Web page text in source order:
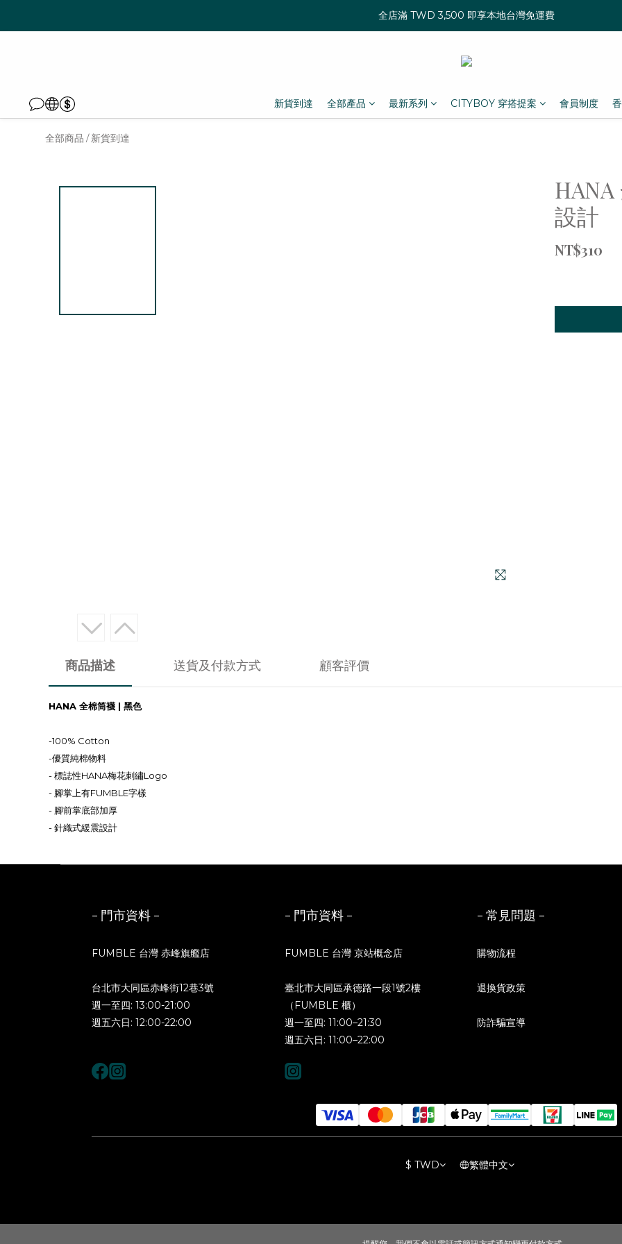
全店滿 TWD 3,500 即享本地台灣免運費
新貨到達 全部產品 最新系列 CITYBOY 穿搭提案 會員制度
全部商品 /新貨到達
設計
NT$310
商品描述 送貨及付款方式 顧客評價
HANA 全棉筒襪 | 黑色
-100% Cotton
-優質純棉物料
- 標誌性HANA梅花刺繡Logo
- 腳掌上有FUMBLE字樣
- 腳前掌底部加厚
- 針織式緩震設計
- 門市資料 -
FUMBLE 台灣 赤峰旗艦店
台北市大同區赤峰街12巷3號
週一至四: 13:00-21:00
週五六日: 12:00-22:00
- 門市資料 -
FUMBLE 台灣 京站概念店
臺北市大同區承德路一段1號2樓
（FUMBLE 櫃）
週一至四: 11:00–21:30
週五六日: 11:00–22:00
- 常見問題 -
購物流程
退換貨政策
防詐騙宣導
$ TWD 繁體中文